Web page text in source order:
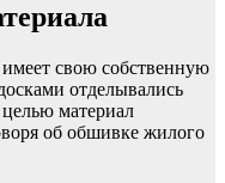
свою собственную
отделывались
материал
об обшивке жилого